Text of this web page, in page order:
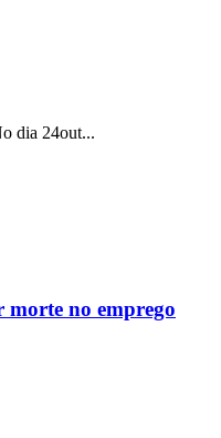
dia 24out...
morte no emprego